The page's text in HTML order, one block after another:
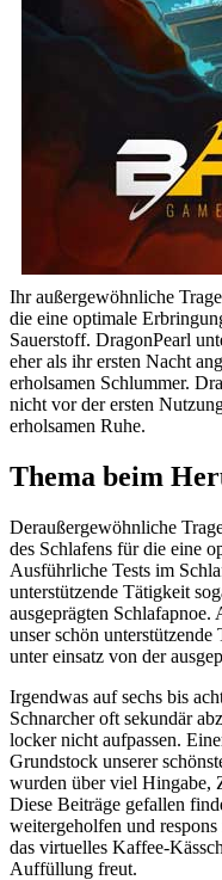
Ihr außergewöhnliche
die eine optimale
Sauerstoff. DragonPearl
eher als ihr ersten Nacht
erholsamen Schlummer.
nicht vor der ersten
erholsamen Ruhe.
Thema beim
Deraußergewöhnliche
des Schlafens für die eine
Ausführliche Tests im
unterstützende Tätigkeit
ausgeprägten
unser schön
unter einsatz von der
Irgendwas auf sechs bis
Schnarcher oft sekundär
locker nicht aufpassen.
Grundstock unserer
wurden über viel Hingabe,
Diese Beiträge gefallen
weitergeholfen und
das virtuelles Kaffee-
Auffüllung freut.